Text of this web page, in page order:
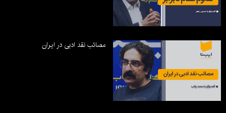
مصائب نقد ادبی در ایران